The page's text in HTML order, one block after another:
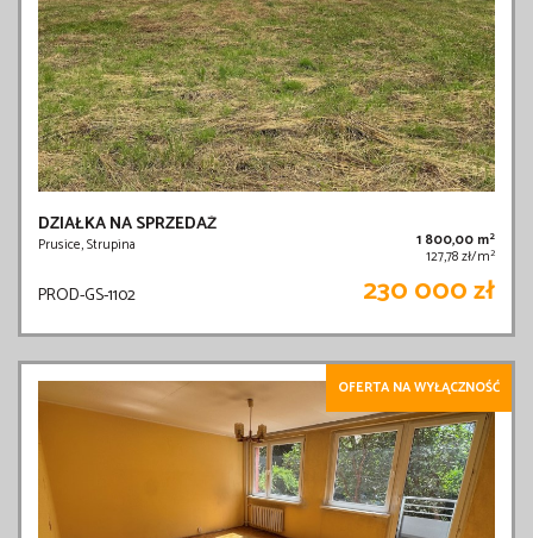
DZIAŁKA NA SPRZEDAŻ
Prusice, Strupina 1 800,00 m2
127,78 zł/m2
PROD-GS-1102 230 000 zł
OFERTA NA WYŁĄCZNOŚĆ